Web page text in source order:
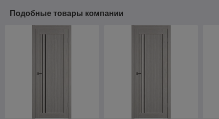
Подобные товары компании